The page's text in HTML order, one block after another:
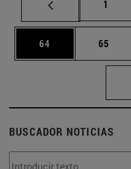
Página
1
Página
64 Página
65
BUSCADOR NOTICIAS